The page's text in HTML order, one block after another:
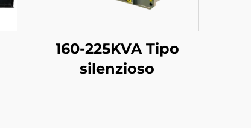
160-225KVA Tipo
silenzioso